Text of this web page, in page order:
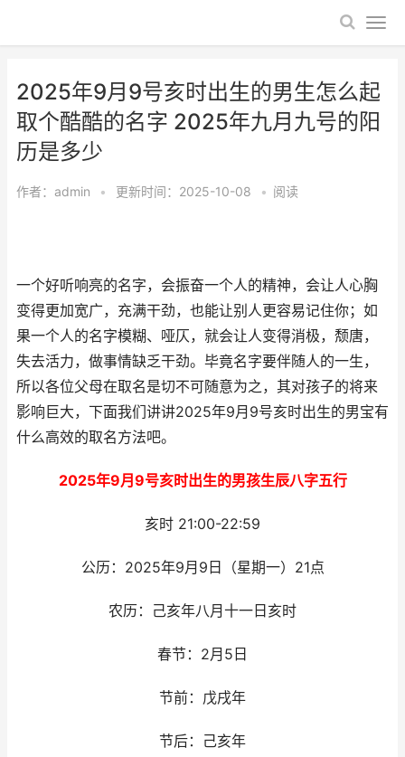
2025年9月9号亥时出生的男生怎么起
取个酷酷的名字 2025年九月九号的阳
历是多少
作者： admin • 更新时间：2025-10-08 • 阅读
一个好听响亮的名字，会振奋一个人的精神，会让人心胸
变得更加宽广，充满干劲，也能让别人更容易记住你；如
果一个人的名字模糊、哑仄，就会让人变得消极，颓唐，
失去活力，做事情缺乏干劲。毕竟名字要伴随人的一生，
所以各位父母在取名是切不可随意为之，其对孩子的将来
影响巨大，下面我们讲讲2025年9月9号亥时出生的男宝有
什么高效的取名方法吧。
2025年9月9号亥时出生的男孩生辰八字五行
亥时 21:00-22:59
公历：2025年9月9日（星期一）21点
农历：己亥年八月十一日亥时
春节：2月5日
节前：戊戌年
节后：己亥年